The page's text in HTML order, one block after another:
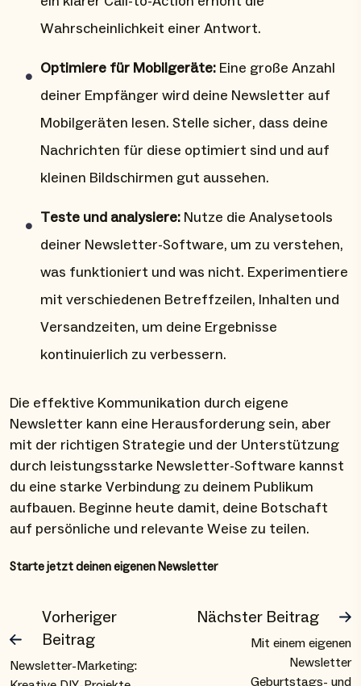
Wahrscheinlichkeit einer Antwort.
Optimiere für Mobilgeräte: Eine große Anzahl
deiner Empfänger wird deine Newsletter auf
Mobilgeräten lesen. Stelle sicher, dass deine
Nachrichten für diese optimiert sind und auf
kleinen Bildschirmen gut aussehen.
Teste und analysiere: Nutze die Analysetools
deiner Newsletter-Software, um zu verstehen,
was funktioniert und was nicht. Experimentiere
mit verschiedenen Betreffzeilen, Inhalten und
Versandzeiten, um deine Ergebnisse
kontinuierlich zu verbessern.
Die effektive Kommunikation durch eigene
Newsletter kann eine Herausforderung sein, aber
mit der richtigen Strategie und der Unterstützung
durch leistungsstarke Newsletter-Software kannst
du eine starke Verbindung zu deinem Publikum
aufbauen. Beginne heute damit, deine Botschaft
auf persönliche und relevante Weise zu teilen.
Starte jetzt deinen eigenen Newsletter
Vorheriger
Beitrag
Newsletter-Marketing:
Nächster Beitrag
Mit einem eigenen
Newsletter
Geburtstags- und